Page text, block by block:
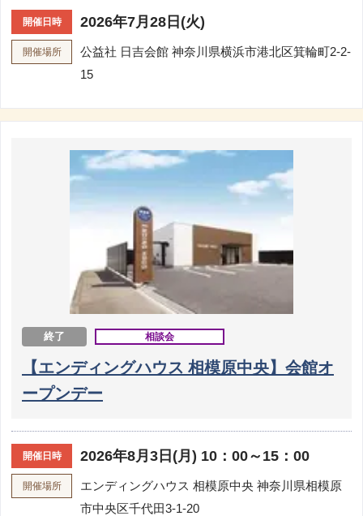
開催日時 2026年7月28日(火)
開催場所 公益社 日吉会館 神奈川県横浜市港北区箕輪町2-2-
15
終了 相談会
【エンディングハウス 相模原中央】会館オ
ープンデー
開催日時 2026年8月3日(月) 10：00～15：00
開催場所 エンディングハウス 相模原中央 神奈川県相模原
市中央区千代田3-1-20